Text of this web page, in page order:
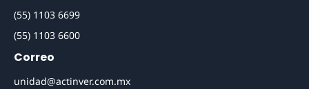
(55) 1103 6699
(55) 1103 6600
Correo
unidad@actinver.com.mx